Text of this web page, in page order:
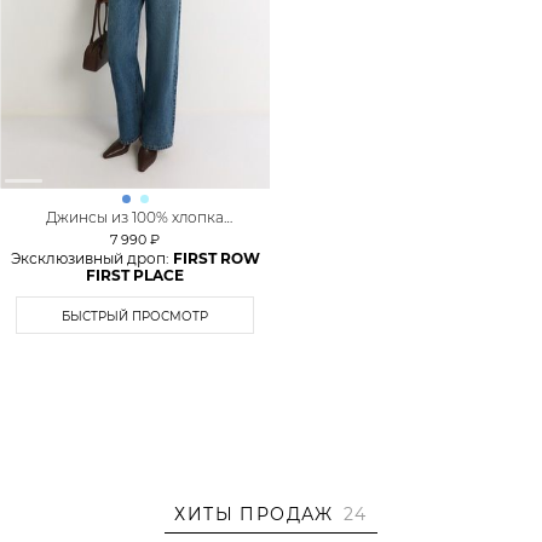
Джинсы из 100% хлопка
TOPTOP
7 990 ₽
Эксклюзивный дроп: FIRST ROW
FIRST PLACE
БЫСТРЫЙ ПРОСМОТР
ХИТЫ ПРОДАЖ 24